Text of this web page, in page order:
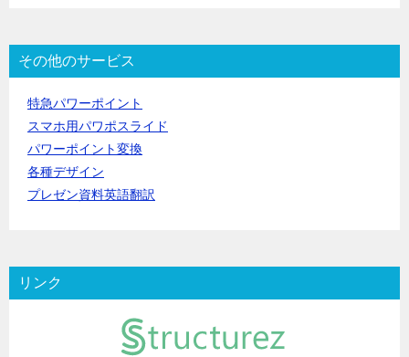
その他のサービス
特急パワーポイント
スマホ用パワポスライド
パワーポイント変換
各種デザイン
プレゼン資料英語翻訳
リンク